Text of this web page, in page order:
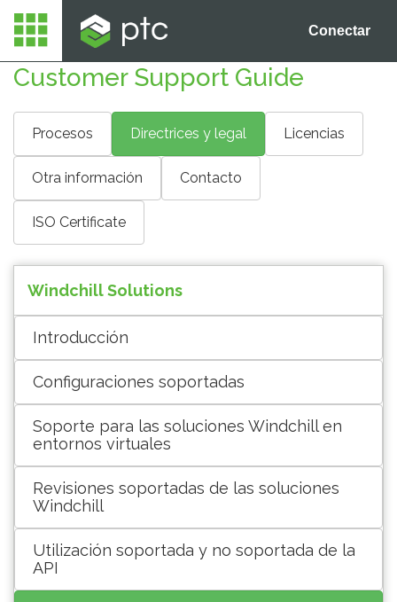
Conectar
Customer Support Guide
Procesos Directrices y legal Licencias
Otra información Contacto
ISO Certificate
Windchill Solutions
Introducción
Configuraciones soportadas
Soporte para las soluciones Windchill en
entornos virtuales
Revisiones soportadas de las soluciones
Windchill
Utilización soportada y no soportada de la
API